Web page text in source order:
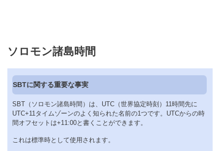
ソロモン諸島時間
SBTに関する重要な事実
SBT（ソロモン諸島時間）は、UTC（世界協定時刻）11時間先に
UTC+11タイムゾーンのよく知られた名前の1つです。UTCからの時
間オフセットは+11:00と書くことができます。
これは標準時として使用されます。